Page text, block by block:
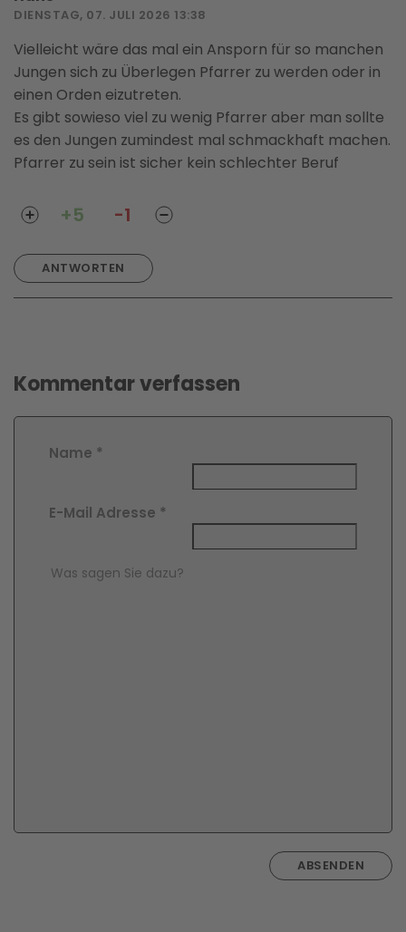
DIENSTAG, 07. JULI 2026 13:38
Vielleicht wäre das mal ein Ansporn für so manchen
Jungen sich zu Überlegen Pfarrer zu werden oder in
einen Orden eizutreten.
Es gibt sowieso viel zu wenig Pfarrer aber man sollte
es den Jungen zumindest mal schmackhaft machen.
Pfarrer zu sein ist sicher kein schlechter Beruf
ANTWORTEN
+5 -1
Kommentar verfassen
Name *
E-Mail Adresse *
Comment Text*
ABSENDEN